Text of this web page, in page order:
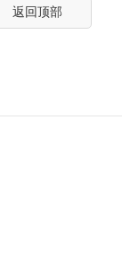
返回顶部